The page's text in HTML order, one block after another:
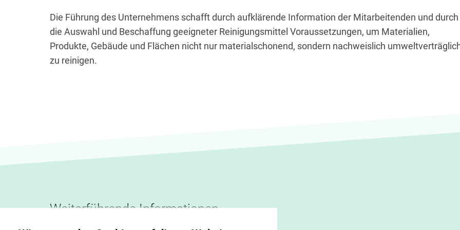
Die Führung des Unternehmens schafft durch aufklärende Information der Mitarbeitenden und durch
die Auswahl und Beschaffung geeigneter Reinigungsmittel Voraussetzungen, um Materialien,
Produkte, Gebäude und Flächen nicht nur materialschonend, sondern nachweislich
zu reinigen.
Weiterführende Informationen